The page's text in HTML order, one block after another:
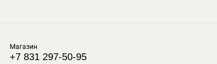
Магазин
+7 831 297-50-95